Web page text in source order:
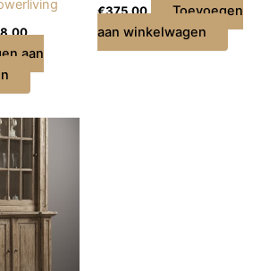
aan
€375,00
Toevoegen
aan winkelwagen